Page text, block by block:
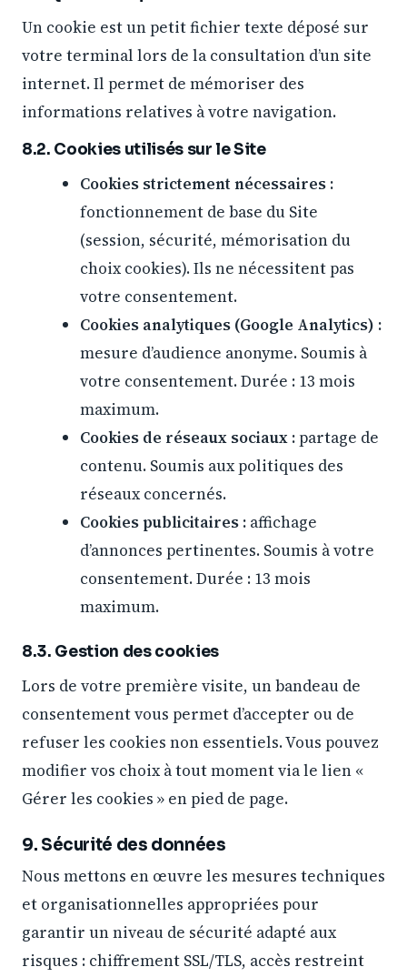
Un cookie est un petit fichier texte déposé sur
votre terminal lors de la consultation d’un site
internet. Il permet de mémoriser des
informations relatives à votre navigation.
8.2. Cookies utilisés sur le Site
Cookies strictement nécessaires :
fonctionnement de base du Site
(session, sécurité, mémorisation du
choix cookies). Ils ne nécessitent pas
votre consentement.
Cookies analytiques (Google Analytics) :
mesure d’audience anonyme. Soumis à
votre consentement. Durée : 13 mois
maximum.
Cookies de réseaux sociaux :partage de
contenu. Soumis aux politiques des
réseaux concernés.
Cookies publicitaires : affichage
d’annonces pertinentes. Soumis à votre
consentement. Durée : 13 mois
maximum.
8.3. Gestion des cookies
Lors de votre première visite, un bandeau de
consentement vous permet d’accepter ou de
refuser les cookies non essentiels. Vous pouvez
modifier vos choix à tout moment via le lien «
Gérer les cookies » en pied de page.
9. Sécurité des données
Nous mettons en œuvre les mesures techniques
et organisationnelles appropriées pour
garantir un niveau de sécurité adapté aux
risques : chiffrement SSL/TLS, accès restreint